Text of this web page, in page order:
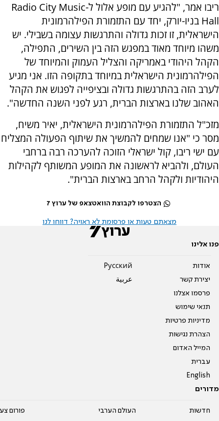
ריבו אמר, "להגיע עם מופע אלול ל-Radio City Music
Hall בניו-יורק, יחד עם התזמורת הפילהרמונית
הישראלית, זו זכות גדולה והתרגשות עצומה בשבילי. יש
משהו מיוחד מאוד במפגש הזה בין השירים, התפילה,
הקהל היהודי באמריקה והצליל העמוק והמיוחד של
הפילהרמונית הישראלית במיוחד בתקופה הזו. אני מגיע
לערב הזה בהתרגשות גדולה ובציפייה לפגוש את הקהל
האהוב שלנו בארצות הברית, רגע לפני השנה החדשה".
מזכ"ל התזמורת הפילהרמונית הישראלית, יאיר משיח,
מסר כי "אנו שמחים להמשיך את שיתוף הפעולה המצליח
עם ישי ריבו, קול ישראלי הזוכה להערכה רבה ברחבי
העולם, ולהביא לראשונה את המופע המשותף לקהילות
היהודיות ולקהל הרחב בארצות הברית".
הצטרפו לקבוצת הוואטצאפ של ערוץ 7
מצאתם טעות או פרסומת לא ראויה? דווחו לנו
פנו אלינו
אודות
יצירת קשר
פרסמו אצלנו
תנאי שימוש
מדיניות פרטיות
הצהרת נגישות
המייל האדום
עברית
English
Pусский
عربية
מדורים
חדשות העולם הערבי פורום